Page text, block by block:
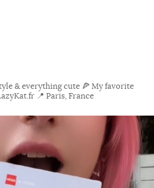
& everything cute 🍕 My favorite
📍 Paris, France